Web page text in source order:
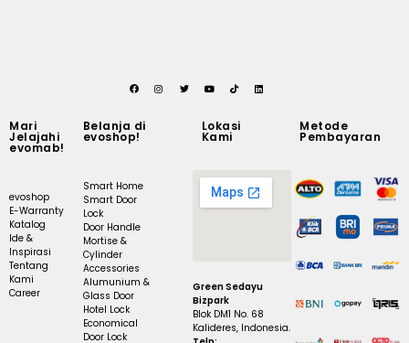
Mari
Jelajahi
evomab!
evoshop
E-Warranty
Katalog
Ide &
Inspirasi
Tentang
Kami
Career
Belanja di
evoshop!
Smart Home
Smart Door
Lock
Door Handle
Mortise &
Cylinder
Accessories
Alumunium &
Glass Door
Hotel Lock
Economical
Door Lock
Lokasi
Kami
Green Sedayu
Bizpark
Blok DM1 No. 68
Kalideres, Indonesia.
Metode
Pembayaran